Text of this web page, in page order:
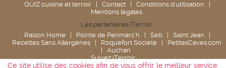
QUIZ cuisine et terroir Contact Conditions d'utilisation
Mentions légales
Les partenaires iTerroir :
Raison Home
Pointe de Penmarc'h Seb Saint Jean
Recettes Sans Allergènes
Roquefort Société
PetitesCaves.com
Auchan
Suivez iTerroir
Ce site utilise des cookies afin de vous offrir le meilleur service.